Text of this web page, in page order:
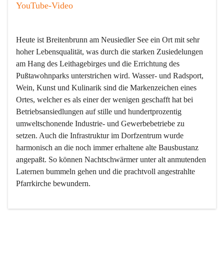
YouTube-Video
Heute ist Breitenbrunn am Neusiedler See ein Ort mit sehr
hoher Lebensqualität, was durch die starken Zusiedelungen
am Hang des Leithagebirges und die Errichtung des
Pußtawohnparks unterstrichen wird. Wasser- und Radsport,
Wein, Kunst und Kulinarik sind die Markenzeichen eines
Ortes, welcher es als einer der wenigen geschafft hat bei
Betriebsansiedlungen auf stille und hundertprozentig
umweltschonende Industrie- und Gewerbebetriebe zu
setzen. Auch die Infrastruktur im Dorfzentrum wurde
harmonisch an die noch immer erhaltene alte Bausbustanz
angepaßt. So können Nachtschwärmer unter alt anmutenden
Laternen bummeln gehen und die prachtvoll angestrahlte
Pfarrkirche bewundern.
Der Weinbau dominert heute nicht mehr, ist aber integrativer